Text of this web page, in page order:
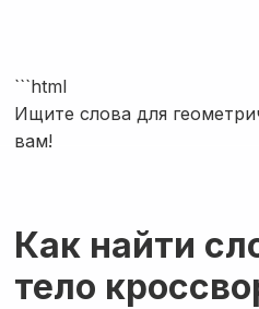
```html
Ищите слова для
вам!
Как найти
тело